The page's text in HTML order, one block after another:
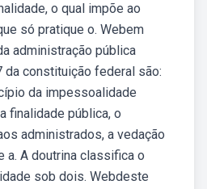
o qual impõe ao
só pratique o. Webem
administração pública
constituição federal são:
da impessoalidade
finalidade pública, o
administrados, a vedação
a. A doutrina classifica o
sob dois. Webdeste